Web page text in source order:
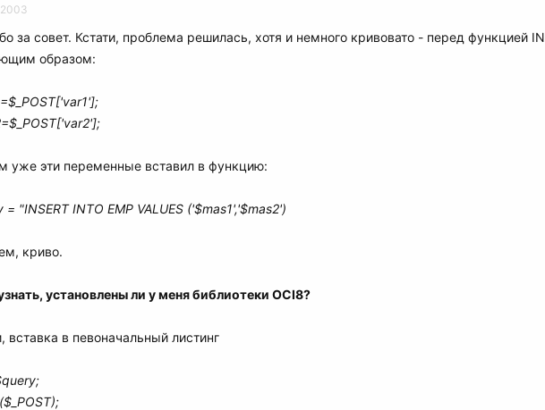
за совет. Кстати, проблема решилась, хотя и немного кривовато - перед функцией
образом:
уже эти переменные вставил в функцию:
= "INSERT INTO EMP VALUES ('$mas1','$mas2')
криво.
установлены ли у меня библиотеки OCI8?
вставка в певоначальный листинг